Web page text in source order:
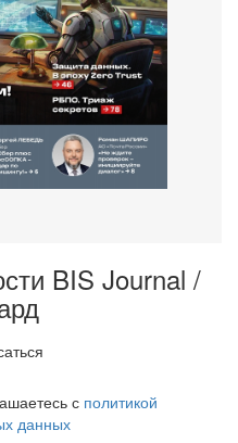
BIS Journal /
с политикой
данных